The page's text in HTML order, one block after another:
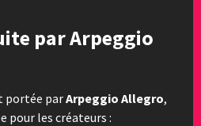
par Arpeggio
portée parArpeggio Allegro,
pour les créateurs :